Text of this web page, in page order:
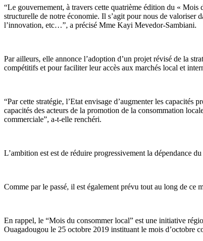
“Le gouvernement, à travers cette quatrième édition du «
structurelle de notre économie. Il s’agit pour nous de valoriser
l’innovation, etc…”, a précisé Mme Kayi Mevedor-Sambiani.
Par ailleurs, elle annonce l’adoption d’un projet révisé de la
compétitifs et pour faciliter leur accès aux marchés local et
“Par cette stratégie, l’Etat envisage d’augmenter les
capacités des acteurs de la promotion de la consommation
commerciale”, a-t-elle renchéri.
L’ambition est est de réduire progressivement la dépendance
Comme par le passé, il est également prévu tout au long de ce
En rappel, le “Mois du consommer local” est une initiative
Ouagadougou le 25 octobre 2019 instituant le mois d’octobre